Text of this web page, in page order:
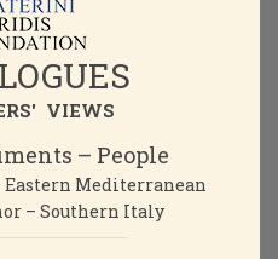
VIEWS
– People
Eastern Mediterranean
– Southern Italy